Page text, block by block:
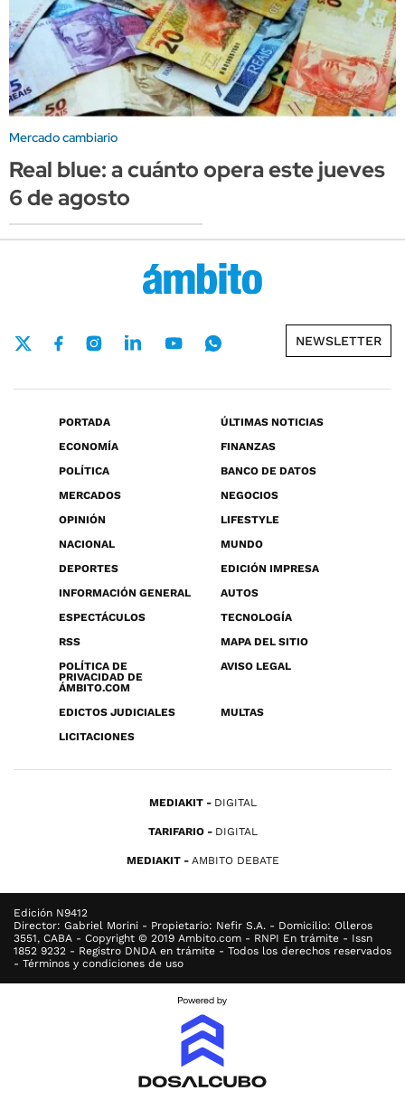
Mercado cambiario
Real blue: a cuánto opera este jueves
6 de agosto
NEWSLETTER
PORTADA
ÚLTIMAS NOTICIAS
ECONOMÍA
FINANZAS
POLÍTICA
BANCO DE DATOS
MERCADOS
NEGOCIOS
OPINIÓN
LIFESTYLE
NACIONAL
MUNDO
DEPORTES
EDICIÓN IMPRESA
INFORMACIÓN GENERAL
AUTOS
ESPECTÁCULOS
TECNOLOGÍA
RSS
MAPA DEL SITIO
POLÍTICA DE
PRIVACIDAD DE
ÁMBITO.COM
AVISO LEGAL
EDICTOS JUDICIALES
MULTAS
LICITACIONES
MEDIAKIT DIGITAL
TARIFARIO DIGITAL
MEDIAKIT AMBITO DEBATE
Edición N9412
Director: Gabriel Morini - Propietario: Nefir S.A. - Domicilio: Olleros
3551, CABA - Copyright © 2019 Ambito.com - RNPI En trámite - Issn
1852 9232 - Registro DNDA en trámite - Todos los derechos reservados
- Términos y condiciones de uso